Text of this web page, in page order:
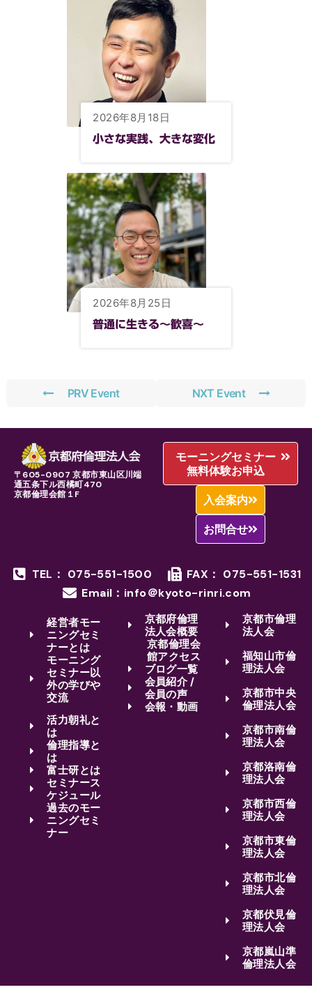
2026年8月18日
小さな実践、大きな変化
2026年8月25日
普通に生きる〜歓喜〜
PRV Event NXT Event
〒605-0907 京都市東山区川端
通五条下ル西橘町470
京都倫理会館１F
モーニングセミナー
無料体験お申込
入会案内
お問合せ
TEL： 075-551-1500
FAX： 075-551-1531
Email：info＠kyoto-rinri.com
経営者モー
ニングセミ
ナーとは
モーニング
セミナー以
外の学びや
交流
活力朝礼と
は
倫理指導と
は
富士研とは
セミナース
ケジュール
過去のモー
ニングセミ
ナー
京都府倫理
法人会概要
京都倫理会
館アクセス
ブログ一覧
会員紹介 /
会員の声
会報・動画
京都市倫理
法人会
福知山市倫
理法人会
京都市中央
倫理法人会
京都市南倫
理法人会
京都洛南倫
理法人会
京都市西倫
理法人会
京都市東倫
理法人会
京都市北倫
理法人会
京都伏見倫
理法人会
京都嵐山準
倫理法人会